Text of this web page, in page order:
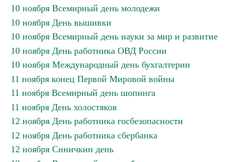
10 ноября Всемирный день молодежи
10 ноября День вышивки
10 ноября Всемирный день науки за мир и развитие
10 ноября День работника ОВД России
10 ноября Международный день бухгалтерии
11 ноября конец Первой Мировой войны
11 ноября Всемирный день шопинга
11 ноября День холостяков
12 ноября День работника госбезопасности
12 ноября День работника сбербанка
12 ноября Синичкин день